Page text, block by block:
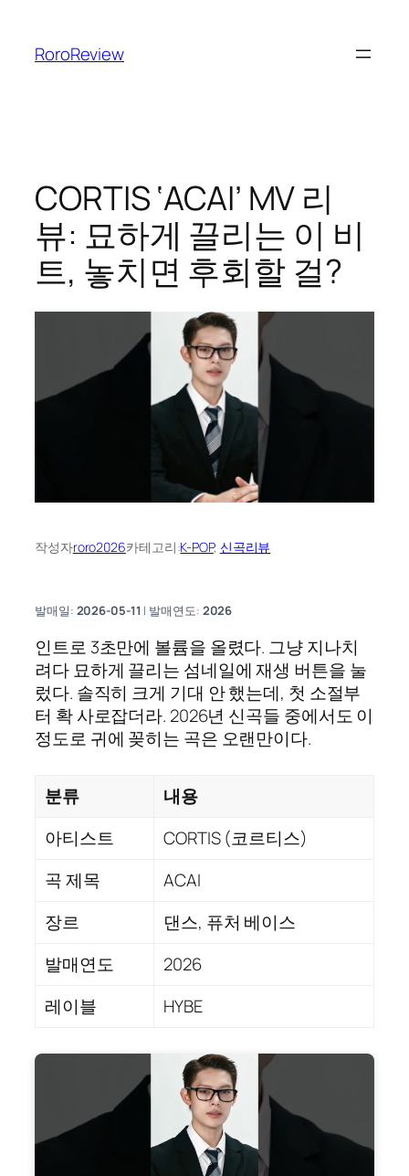
RoroReview
CORTIS ‘ACAI’ MV 리
뷰: 묘하게 끌리는 이 비
트, 놓치면 후회할 걸?
작성자roro2026카테고리:K-POP, 신곡리뷰
발매일: 2026-05-11 | 발매연도: 2026
인트로 3초만에 볼륨을 올렸다. 그냥 지나치
려다 묘하게 끌리는 섬네일에 재생 버튼을 눌
렀다. 솔직히 크게 기대 안 했는데, 첫 소절부
터 확 사로잡더라. 2026년 신곡들 중에서도 이
정도로 귀에 꽂히는 곡은 오랜만이다.
분류
내용
아티스트
CORTIS (코르티스)
곡 제목
ACAI
장르
댄스, 퓨처 베이스
발매연도
2026
레이블
HYBE